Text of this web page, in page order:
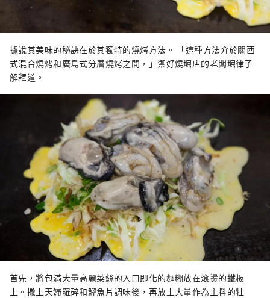
據說其美味的秘訣在於其獨特的燒烤方法。 「這種方法介於關西
式混合燒烤和廣島式分層燒烤之間，」禦好燒堀店的老闆堀律子
解釋道。
首先，將包滿大量高麗菜絲的入口即化的麵糊放在滾燙的鐵板
上。撒上天婦羅碎和鰹魚片調味後，再放上大量作為主料的牡